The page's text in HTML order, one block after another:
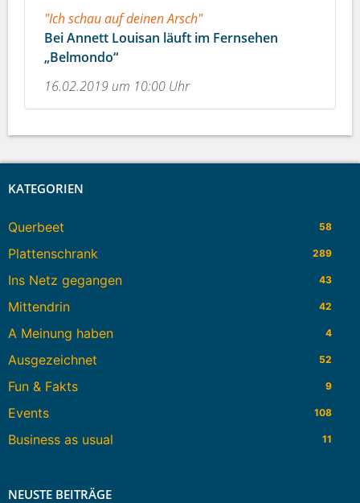
"Ich schau auf deinen Arsch"
Bei Annett Louisan läuft im Fernsehen
„Belmondo“
16.02.2019 um 10:00 Uhr
KATEGORIEN
Querbeet 58
Plattenschrank 289
Ins Netz gegangen 43
Mittendrin 42
A Meinung haben 4
Ausgezeichnet 52
Fun & Fakts 9
Events 108
Business as usual 11
NEUSTE BEITRÄGE